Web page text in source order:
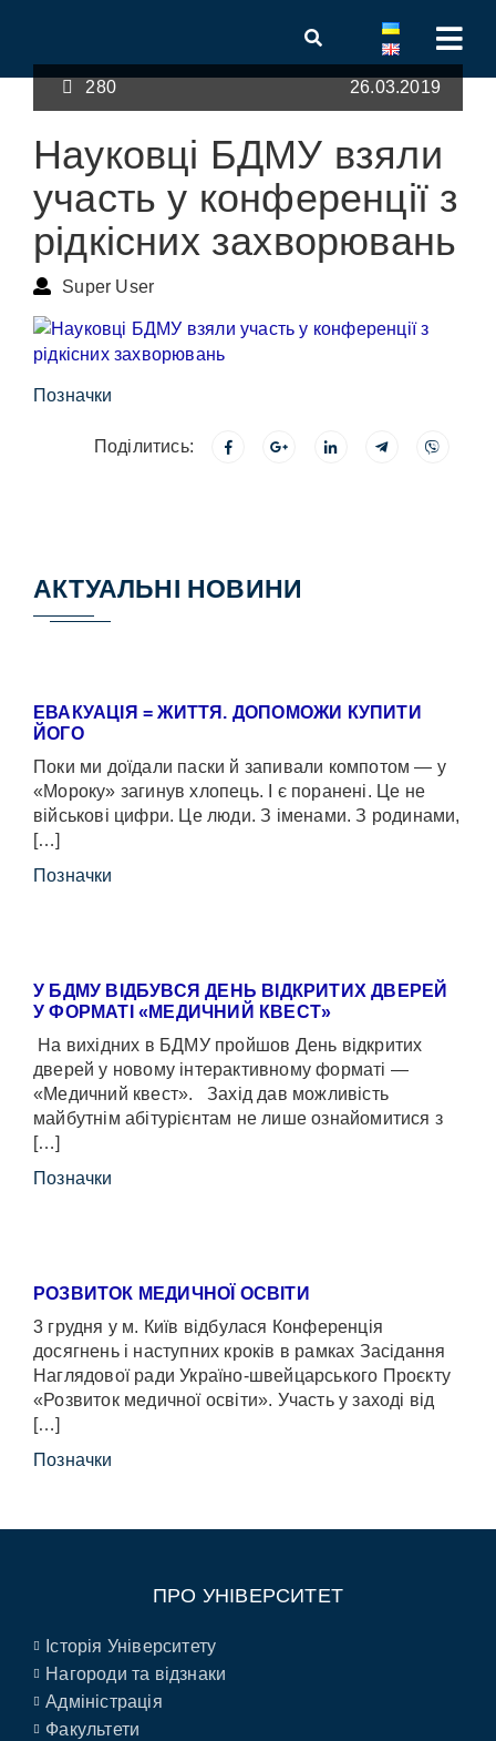
280 26.03.2019
Науковці БДМУ взяли
участь у конференції з
рідкісних захворювань
Super User
Позначки
Поділитись:
АКТУАЛЬНІ НОВИНИ
ЕВАКУАЦІЯ = ЖИТТЯ. ДОПОМОЖИ КУПИТИ
ЙОГО
Поки ми доїдали паски й запивали компотом — у
«Мороку» загинув хлопець. І є поранені. Це не
військові цифри. Це люди. З іменами. З родинами,
[…]
Позначки
У БДМУ ВІДБУВСЯ ДЕНЬ ВІДКРИТИХ ДВЕРЕЙ
У ФОРМАТІ «МЕДИЧНИЙ КВЕСТ»
На вихідних в БДМУ пройшов День відкритих
дверей у новому інтерактивному форматі —
«Медичний квест». Захід дав можливість
майбутнім абітурієнтам не лише ознайомитися з
[…]
Позначки
РОЗВИТОК МЕДИЧНОЇ ОСВІТИ
3 грудня у м. Київ відбулася Конференція
досягнень і наступних кроків в рамках Засідання
Наглядової ради Україно-швейцарського Проєкту
«Розвиток медичної освіти». Участь у заході від
[…]
Позначки
ПРО УНІВЕРСИТЕТ
Історія Університету
Нагороди та відзнаки
Адміністрація
Факультети